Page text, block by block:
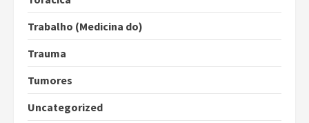
Trabalho (Medicina do)
Trauma
Tumores
Uncategorized